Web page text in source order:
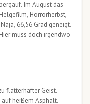
Im August das
Horrorherbst,
66,56 Grad geneigt.
muss doch irgendwo
flatterhafter Geist.
auf heißem Asphalt.